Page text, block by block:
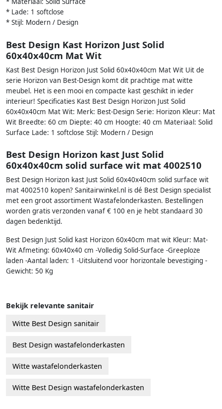
* Lade: 1 softclose
* Stijl: Modern / Design
Best Design Kast Horizon Just Solid
60x40x40cm Mat Wit
Kast Best Design Horizon Just Solid 60x40x40cm Mat Wit Uit de
serie Horizon van Best-Design komt dit prachtige mat witte
meubel. Het is een mooi en compacte kast geschikt in ieder
interieur! Specificaties Kast Best Design Horizon Just Solid
60x40x40cm Mat Wit: Merk: Best-Design Serie: Horizon Kleur: Mat
Wit Breedte: 60 cm Diepte: 40 cm Hoogte: 40 cm Materiaal: Solid
Surface Lade: 1 softclose Stijl: Modern / Design
Best Design Horizon kast Just Solid
60x40x40cm solid surface wit mat 4002510
Best Design Horizon kast Just Solid 60x40x40cm solid surface wit
mat 4002510 kopen? Sanitairwinkel.nl is dé Best Design specialist
met een groot assortiment Wastafelonderkasten. Bestellingen
worden gratis verzonden vanaf € 100 en je hebt standaard 30
dagen bedenktijd.
Best Design Just Solid kast Horizon 60x40cm mat wit Kleur: Mat-
Wit Afmeting: 60x40x40 cm -Volledig Solid-Surface -Greeploze
laden -Aantal laden: 1 -Uitsluitend voor horizontale bevestiging -
Gewicht: 50 Kg
Bekijk relevante sanitair
Witte Best Design sanitair
Best Design wastafelonderkasten
Witte wastafelonderkasten
Witte Best Design wastafelonderkasten